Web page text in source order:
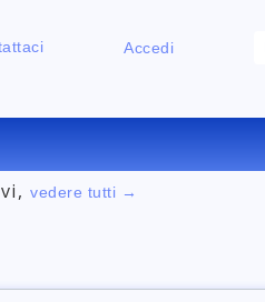
Accedi
vedere tutti →